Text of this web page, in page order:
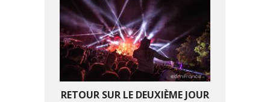
RETOUR SUR LE DEUXIÈME JOUR